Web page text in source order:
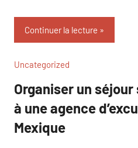
Continuer la lecture
Uncategorized
Organiser un
à une agence
Mexique